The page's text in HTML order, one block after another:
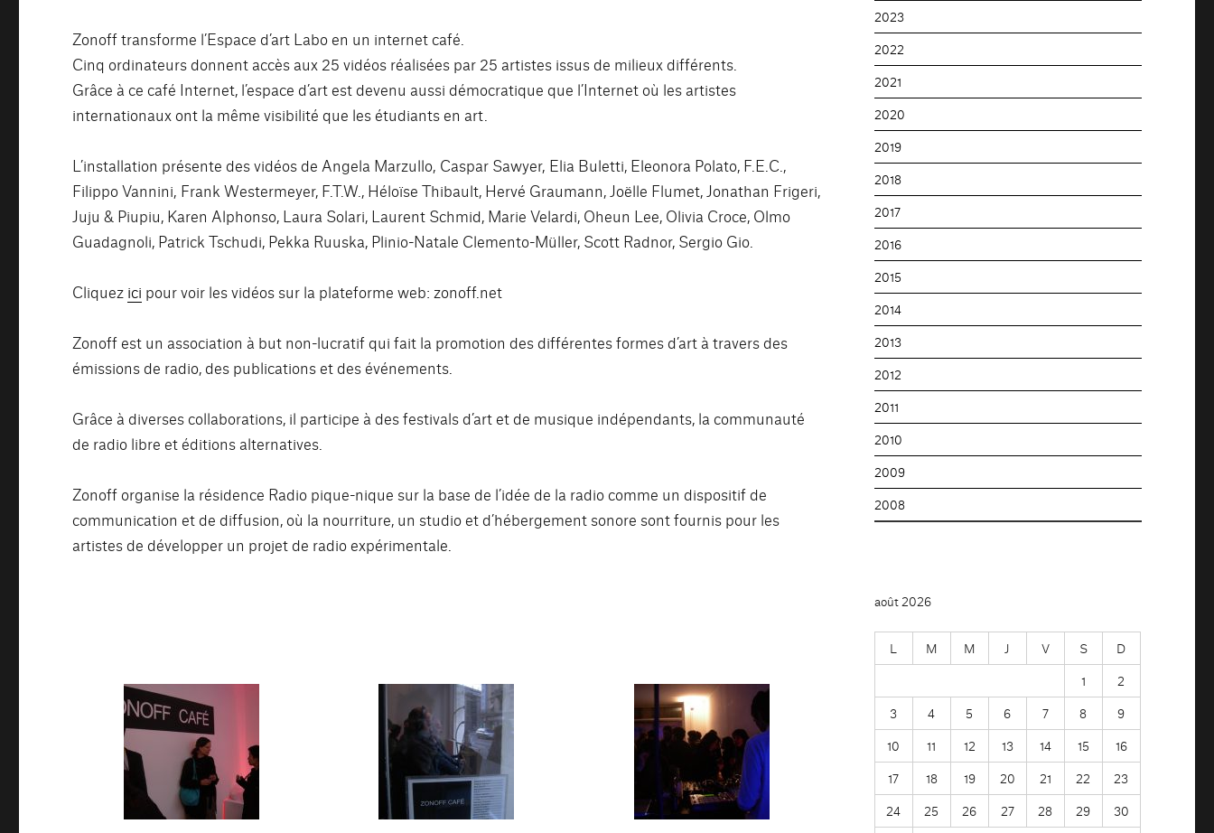
Zonoff transforme l’Espace d’art Labo en un internet café.
Cinq ordinateurs donnent accès aux 25 vidéos réalisées par 25 artistes issus de milieux différents.
Grâce à ce café Internet, l’espace d’art est devenu aussi démocratique que l’Internet où les artistes
internationaux ont la même visibilité que les étudiants en art.
L’installation présente des vidéos de Angela Marzullo, Caspar Sawyer, Elia Buletti, Eleonora Polato, F.E.C.,
Filippo Vannini, Frank Westermeyer, F.T.W., Héloïse Thibault, Hervé Graumann, Joëlle Flumet, Jonathan Frigeri,
Juju & Piupiu, Karen Alphonso, Laura Solari, Laurent Schmid, Marie Velardi, Oheun Lee, Olivia Croce, Olmo
Guadagnoli, Patrick Tschudi, Pekka Ruuska, Plinio-Natale Clemento-Müller, Scott Radnor, Sergio Gio.
Cliquez ici pour voir les vidéos sur la plateforme web: zonoff.net
Zonoff est un association à but non-lucratif qui fait la promotion des différentes formes d’art à travers des
émissions de radio, des publications et des événements.
Grâce à diverses collaborations, il participe à des festivals d’art et de musique indépendants, la communauté
de radio libre et éditions alternatives.
Zonoff organise la résidence Radio pique-nique sur la base de l’idée de la radio comme un dispositif de
communication et de diffusion, où la nourriture, un studio et d’hébergement sonore sont fournis pour les
artistes de développer un projet de radio expérimentale.
2023
2022
2021
2020
2019
2018
2017
2016
2015
2014
2013
2012
2011
2010
2009
2008
août 2026
L M M J V S
D
1
2
3
4 5 6 7 8
9
10
11 12 13 14 15
16
17
18 19 20 21 22
23
24
25 26 27 28 29
30